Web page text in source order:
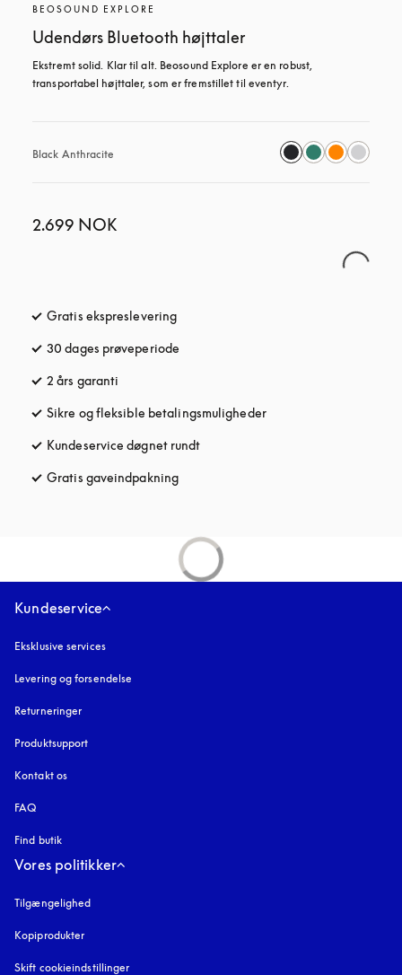
BEOSOUND EXPLORE
Udendørs Bluetooth højttaler
Ekstremt solid. Klar til alt. Beosound Explore er en robust,
transportabel højttaler, som er fremstillet til eventyr.
Black Anthracite
2.699 NOK
Gratis ekspreslevering
30 dages prøveperiode
2 års garanti
Sikre og fleksible betalingsmulighederåbnes under en ny fane
Kundeservice døgnet rundt
Gratis gaveindpakning
Kundeservice
Eksklusive services
Levering og forsendelse
Returneringer
Produktsupport
Kontakt os
FAQ
Find butik
Vores politikker
Tilgængelighed
Kopiprodukter
Skift cookieindstillinger